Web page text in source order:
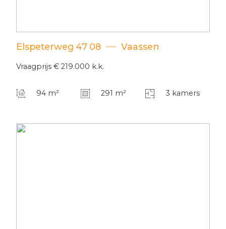
Elspeterweg 47 08 Vaassen
Vraagprijs € 219.000 k.k.
94 m² 291 m² 3 kamers